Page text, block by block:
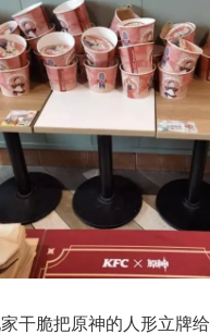
干脆把原神的人形立牌给